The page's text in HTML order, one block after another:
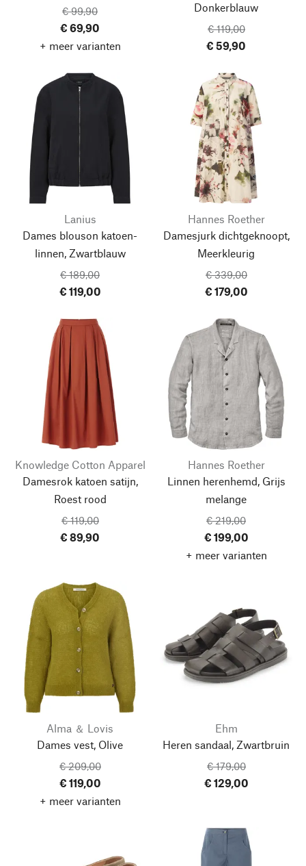
€ 99,90
€ 69,90
+ meer varianten
Donkerblauw
€ 119,00
€ 59,90
Lanius
Dames blouson katoen-
linnen, Zwartblauw
€ 189,00
€ 119,00
Hannes Roether
Damesjurk dichtgeknoopt,
Meerkleurig
€ 339,00
€ 179,00
Knowledge Cotton Apparel
Damesrok katoen satijn,
Roest rood
€ 119,00
€ 89,90
Hannes Roether
Linnen herenhemd, Grijs
melange
€ 219,00
€ 199,00
+ meer varianten
Alma ＆ Lovis
Dames vest, Olive
€ 209,00
€ 119,00
+ meer varianten
Ehm
Heren sandaal, Zwartbruin
€ 179,00
€ 129,00
Naar boven